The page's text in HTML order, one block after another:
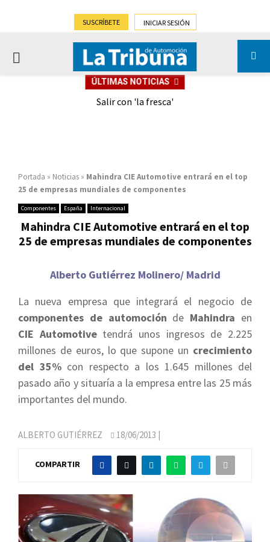
SUSCRÍBETE INICIAR SESIÓN
PRIMARY
ÚLTIMAS NOTICIAS
Salir con 'la fresca'
Portada » Noticias » Mahindra CIE Automotive entrará en el top
25 de empresas mundiales de componentes
Componentes España Internacional
Mahindra CIE Automotive entrará en el top
25 de empresas mundiales de componentes
Alberto Gutiérrez Molinero/ Madrid
La nueva empresa que integrará el negocio de
componentes de automoción de Mahindra en
CIE Automotivetendrá unos ingresos de 2.225
millones de euros, lo que supone un crecimiento
del 35%con respecto a los 1.645 millones del
pasado año y situaría a la empresa entre las 25 más
importantes del mundo.
ALBERTO GUTIÉRREZ 18/06/2013 |
COMPARTIR